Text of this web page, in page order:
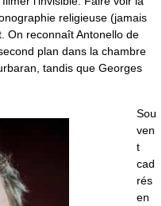
religieuse (jamais
On reconnaît Antonello de
plan dans la chambre
tandis que Georges
Sou
ven
t
cad
rés
en